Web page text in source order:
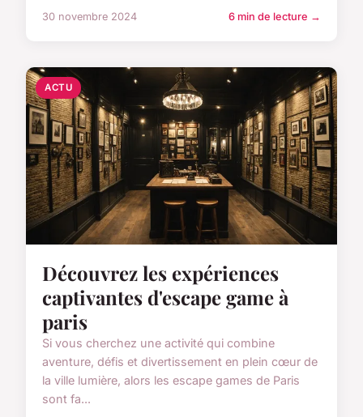
30 novembre 2024 6 min de lecture →
ACTU
Découvrez les expériences
captivantes d'escape game à
paris
Si vous cherchez une activité qui combine
aventure, défis et divertissement en plein cœur de
la ville lumière, alors les escape games de Paris
sont fa...